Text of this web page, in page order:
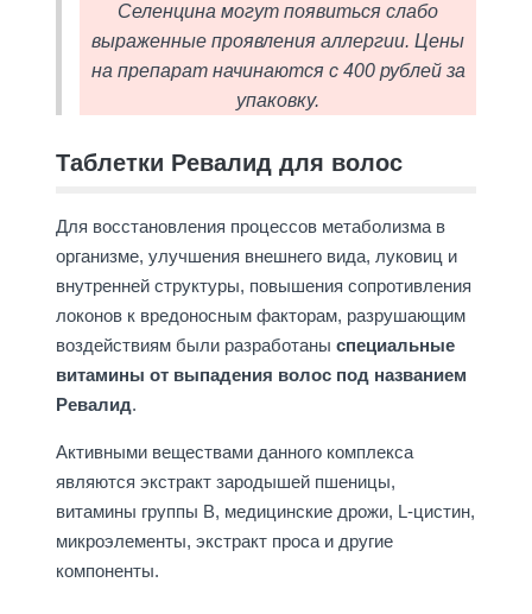
Селенцина могут появиться слабо
выраженные проявления аллергии. Цены
на препарат начинаются с 400 рублей за
упаковку.
Таблетки Ревалид для волос
Для восстановления процессов метаболизма в
организме, улучшения внешнего вида, луковиц и
внутренней структуры, повышения сопротивления
локонов к вредоносным факторам, разрушающим
воздействиям были разработаны специальные
витамины от выпадения волос под названием
Ревалид.
Активными веществами данного комплекса
являются экстракт зародышей пшеницы,
витамины группы B, медицинские дрожи, L-цистин,
микроэлементы, экстракт проса и другие
компоненты.